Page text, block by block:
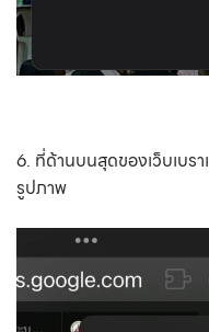
6. ที่ด้านบนสุดของเว็บเบร
รูปภาพ